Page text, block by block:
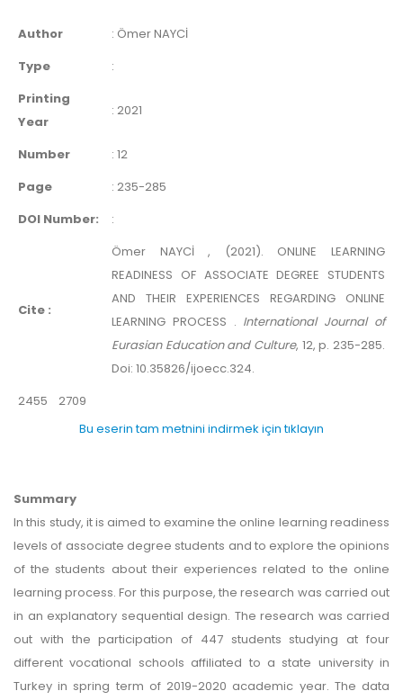
Author : Ömer NAYCİ
Type
:
Printing
Year
: 2021
Number : 12
Page
: 235-285
DOI Number:
:
Cite :
Ömer NAYCİ , (2021). ONLINE LEARNING
READINESS OF ASSOCIATE DEGREE STUDENTS
AND THEIR EXPERIENCES REGARDING ONLINE
LEARNING PROCESS . International Journal of
Eurasian Education and Culture, 12, p. 235-285.
Doi: 10.35826/ijoecc.324.
2455
2709
Bu eserin tam metnini indirmek için tıklayın
Summary
In this study, it is aimed to examine the online learning readiness
levels of associate degree students and to explore the opinions
of the students about their experiences related to the online
learning process. For this purpose, the research was carried out
in an explanatory sequential design. The research was carried
out with the participation of 447 students studying at four
different vocational schools affiliated to a state university in
Turkey in spring term of 2019-2020 academic year. The data